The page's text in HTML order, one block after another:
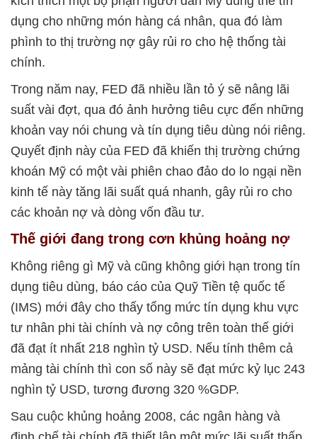
dụng cho những món hàng cá nhân, qua đó làm
phình to thị trường nợ gây rủi ro cho hệ thống tài
chính.
Trong năm nay, FED đã nhiều lần tỏ ý sẽ nâng lãi
suất vài đợt, qua đó ảnh hưởng tiêu cực đến những
khoản vay nói chung và tín dụng tiêu dùng nói riêng.
Quyết định này của FED đã khiến thị trường chứng
khoán Mỹ có một vài phiên chao đảo do lo ngại nền
kinh tế này tăng lãi suất quá nhanh, gây rủi ro cho
các khoản nợ và dòng vốn đầu tư.
Thế giới đang trong cơn khủng hoảng nợ
Không riêng gì Mỹ và cũng không giới hạn trong tín
dụng tiêu dùng, báo cáo của Quỹ Tiền tệ quốc tế
(IMS) mới đây cho thấy tổng mức tín dụng khu vực
tư nhân phi tài chính và nợ công trên toàn thế giới
đã đạt ít nhất 218 nghìn tỷ USD. Nếu tính thêm cả
mảng tài chính thì con số này sẽ đạt mức kỷ lục 243
nghìn tỷ USD, tương đương 320 %GDP.
Sau cuộc khủng hoảng 2008, các ngân hàng và